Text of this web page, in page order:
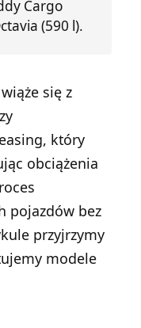
Cargo
(590 l).
się z
który
obciążenia
pojazdów bez
przyjrzymy
modele